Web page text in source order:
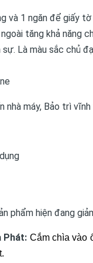
và 1 ngăn để giấy tờ
tăng khả năng
sự. Là màu sắc chủ
nhà máy, Bảo trì vĩnh
phẩm hiện đang
Phát: Cắm chìa vào